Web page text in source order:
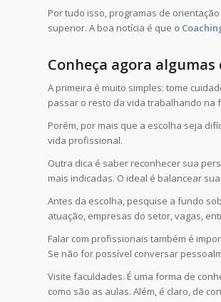
Por tudo isso, programas de
superior. A boa notícia é que o
Conheça agora
A primeira é muito simples: tome
passar o resto da vida trabalhando na
Porém, por mais que a escolha seja
vida profissional.
Outra dica é saber reconhecer sua
mais indicadas. O ideal é balancear
Antes da escolha, pesquise a fundo
atuação, empresas do setor, vagas,
Falar com profissionais também é
Se não for possível conversar
Visite faculdades. É uma forma de
como são as aulas. Além, é claro, de